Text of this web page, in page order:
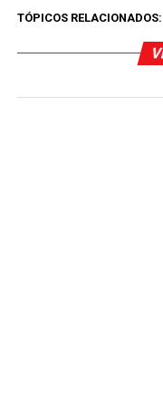
TÓPICOS RELACIONADOS: